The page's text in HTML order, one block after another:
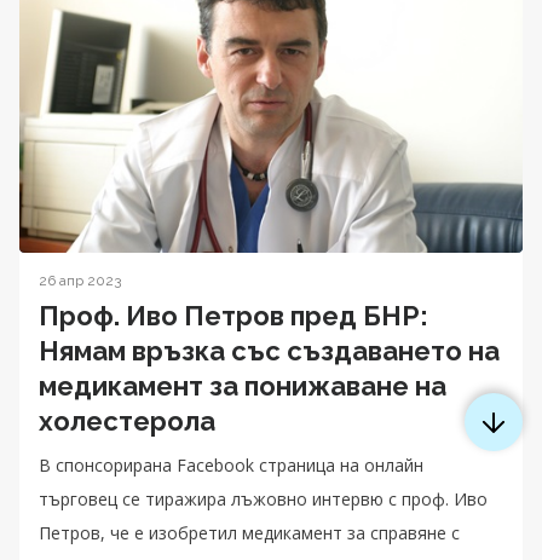
26 апр 2023
Проф. Иво Петров пред БНР:
Нямам връзка със създаването на
медикамент за понижаване на
холестерола
В спонсорирана Facebook страница на онлайн
търговец се тиражира лъжовно интервю с проф. Иво
Петров, че е изобретил медикамент за справяне с